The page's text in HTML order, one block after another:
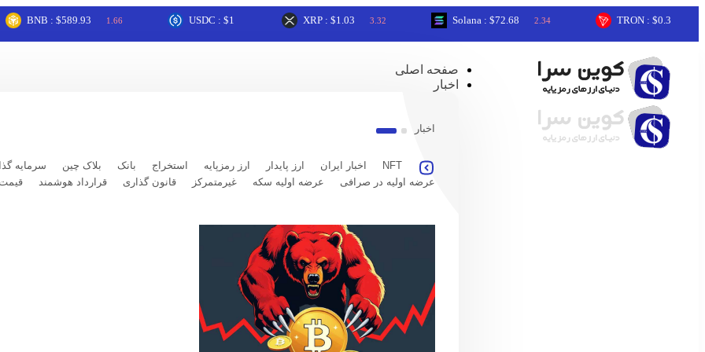
BNB : $589.93 1.66 USDC : $1 XRP : $1.03 3.32 Solana : $72.68 2.34 TRON : $0.33 0.34
صفحه اصلی
اخبار
اخبار
NFT اخبار ایران ارز پایدار ارز رمزپایه استخراج بانک بلاک چین سرمایه
عرضه اولیه در صرافی
عرضه اولیه سکه غیرمتمرکز قانون گذاری قرارداد هوشمند